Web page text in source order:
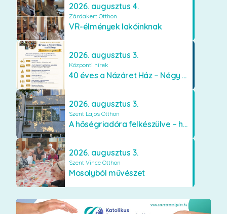
2026. augusztus 4.
Zárdakert Otthon
VR-élmények lakóinknak
2026. augusztus 3.
Központi hírek
40 éves a Názáret Ház – Négy évtized szeretetben és gondoskodásban
2026. augusztus 3.
Szent Lajos Otthon
A hőségriadóra felkészülve – hűsítő fejlesztések a Szent Lajos Otthonban
2026. augusztus 3.
Szent Vince Otthon
Mosolyból művészet